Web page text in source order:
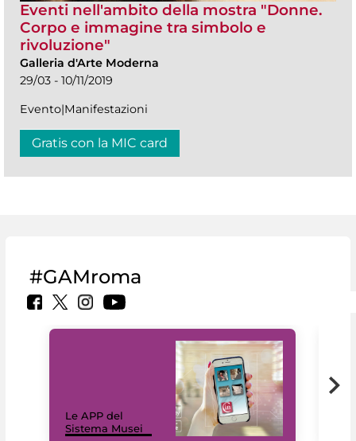
Eventi nell'ambito della mostra "Donne.
Corpo e immagine tra simbolo e
rivoluzione"
Galleria d'Arte Moderna
29/03 - 10/11/2019
Evento|Manifestazioni
Gratis con la MIC card
#GAMroma
Le APP del
Sistema Musei